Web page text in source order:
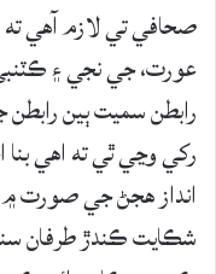
صحافي تي لازم آهي
عورت، جي نجي ۽
رابطن سميت ٻين رابطن
رکي وڃي ٿي ته اهي
انداز هجڻ جي
شڪايت ڪندڙ طرفان